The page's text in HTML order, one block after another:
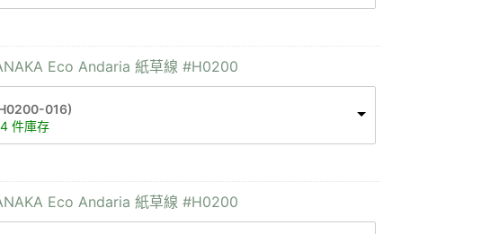
Eco Andaria 紙草線 #H0200
016)
件庫存
Eco Andaria 紙草線 #H0200